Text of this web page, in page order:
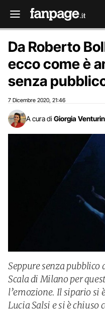
Da Roberto
ecco come è
senza
7 Dicembre 2020 21:46
A cura di Giorgia
Seppure senza
Scala di Milano per
l’emozione. Il sipario si
Lucia Salsi e si è chiuso